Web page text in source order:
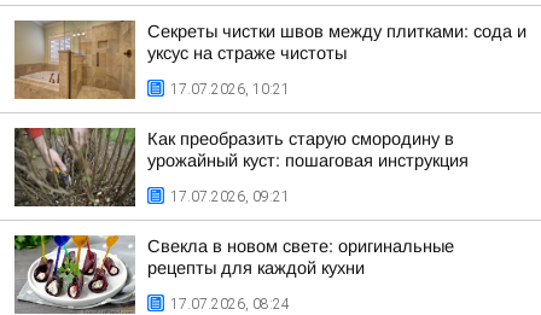
Секреты чистки швов между плитками: сода и
уксус на страже чистоты
17.07.2026, 10:21
Как преобразить старую смородину в
урожайный куст: пошаговая инструкция
17.07.2026, 09:21
Свекла в новом свете: оригинальные
рецепты для каждой кухни
17.07.2026, 08:24